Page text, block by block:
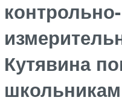
контрольно-
Кутявина
школьникам